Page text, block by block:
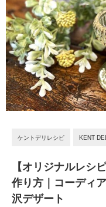
ケントデリレシピ KENT
【オリジナルレシ
作り方｜コーディ
沢デザート